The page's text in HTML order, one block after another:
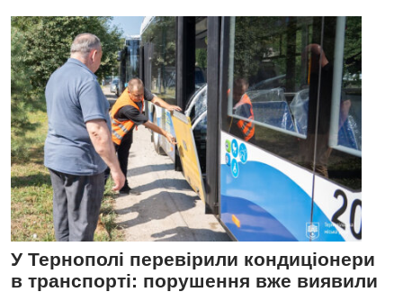
У Тернополі перевірили кондиціонери
в транспорті: порушення вже виявили